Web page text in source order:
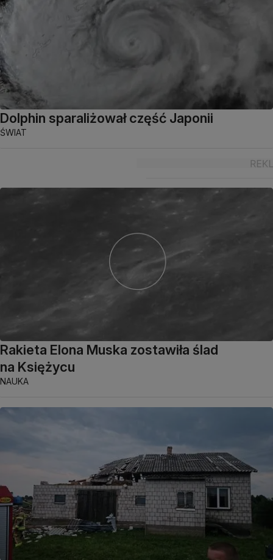
Dolphin sparaliżował część Japonii
ŚWIAT
Rakieta Elona Muska zostawiła ślad
na Księżycu
NAUKA